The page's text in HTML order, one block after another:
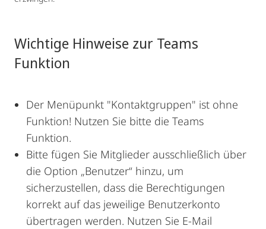
Wichtige Hinweise zur Teams
Funktion
Der Menüpunkt "Kontaktgruppen" ist ohne
Funktion! Nutzen Sie bitte die Teams
Funktion.
Bitte fügen Sie Mitglieder ausschließlich über
die Option „Benutzer“ hinzu, um
sicherzustellen, dass die Berechtigungen
korrekt auf das jeweilige Benutzerkonto
übertragen werden. Nutzen Sie E-Mail